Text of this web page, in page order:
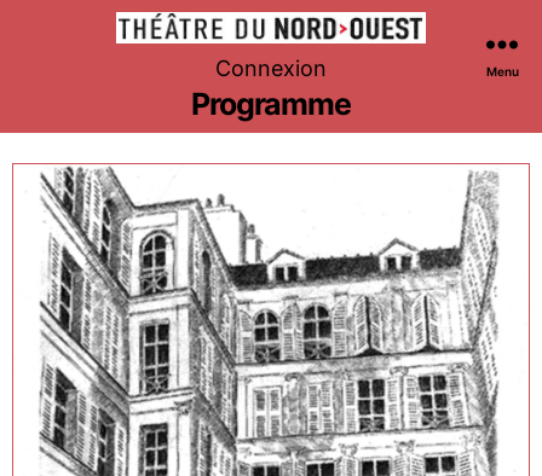
Théâtre
du
Nord-
Ouest
Connexion Menu
Programme